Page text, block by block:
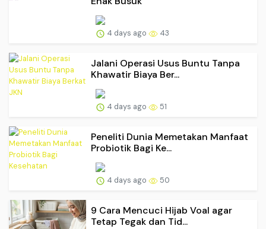
4 days ago 43
Jalani Operasi Usus Buntu Tanpa
Khawatir Biaya Ber...
4 days ago 51
Peneliti Dunia Memetakan Manfaat
Probiotik Bagi Ke...
4 days ago 50
9 Cara Mencuci Hijab Voal agar
Tetap Tegak dan Tid...